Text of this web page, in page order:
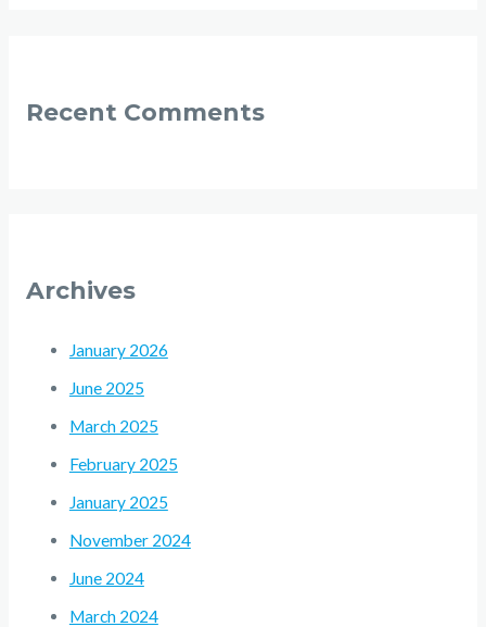
Recent Comments
Archives
January 2026
June 2025
March 2025
February 2025
January 2025
November 2024
June 2024
March 2024